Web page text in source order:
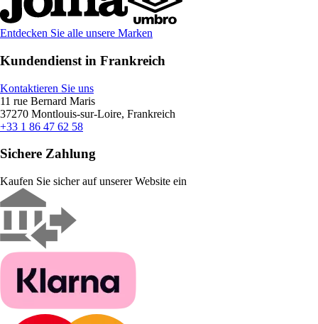
Entdecken Sie alle unsere Marken
Kundendienst in Frankreich
Kontaktieren Sie uns
11 rue Bernard Maris
37270 Montlouis-sur-Loire, Frankreich
+33 1 86 47 62 58
Sichere Zahlung
Kaufen Sie sicher auf unserer Website ein